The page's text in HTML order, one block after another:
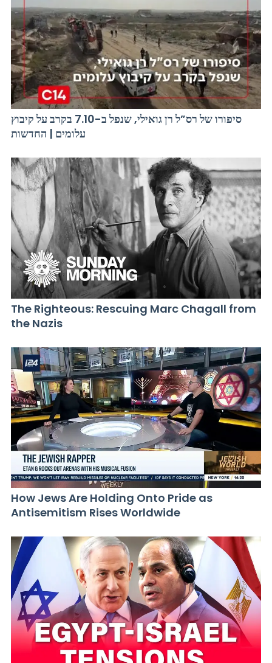
סיפורו של רס”ל רן גואילי, שנפל ב-7.10 בקרב על קיבוץ
עלומים | החדשות
The Righteous: Rescuing Marc Chagall from
the Nazis
How Jews Are Holding Onto Pride as
Antisemitism Rises Worldwide